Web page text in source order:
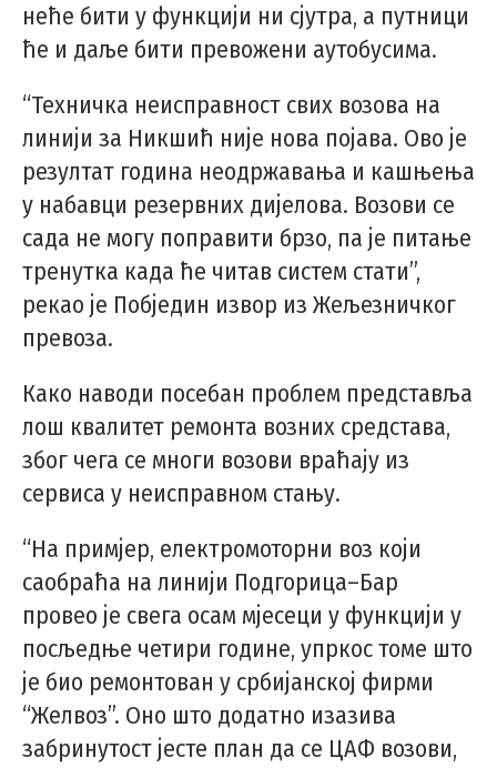
неће бити у функцији ни сјутра, а путници
ће и даље бити превожени аутобусима.
“Техничка неисправност свих возова на
линији за Никшић није нова појава. Ово је
резултат година неодржавања и кашњења
у набавци резервних дијелова. Возови се
сада не могу поправити брзо, па је питање
тренутка када ће читав систем стати”,
рекао је Побједин извор из Жељезничког
превоза.
Како наводи посебан проблем представља
лош квалитет ремонта возних средстава,
због чега се многи возови враћају из
сервиса у неисправном стању.
“На примјер, електромоторни воз који
саобраћа на линији Подгорица–Бар
провео је свега осам мјесеци у функцији у
посљедње четири године, упркос томе што
је био ремонтован у србијанској фирми
“Желвоз”. Оно што додатно изазива
забринутост јесте план да се ЦАФ возови,